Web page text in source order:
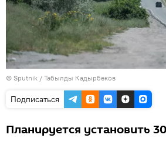
© Sputnik / Табылды Кадырбеков
Подписаться
Планируется установить